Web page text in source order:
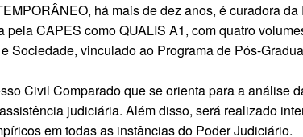
há mais de dez anos, é curadora
CAPES como QUALIS A1, com quatro
Sociedade, vinculado ao Programa de Pós-
Civil Comparado que se orienta para a análise
judiciária. Além disso, será realizado
em todas as instâncias do Poder Judiciário.